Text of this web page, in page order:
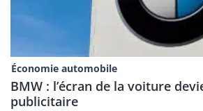
Économie automobile
BMW : l’écran de la voiture
publicitaire